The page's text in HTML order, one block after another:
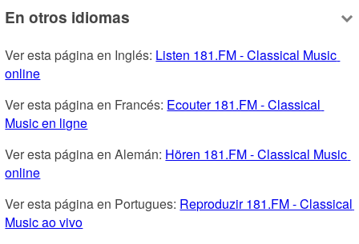
En otros idiomas
Ver esta página en Inglés: Listen 181.FM - Classical Music
online
Ver esta página en Francés: Ecouter 181.FM - Classical
Music en ligne
Ver esta página en Alemán: Hören 181.FM - Classical Music
online
Ver esta página en Portugues: Reproduzir 181.FM - Classical
Music ao vivo